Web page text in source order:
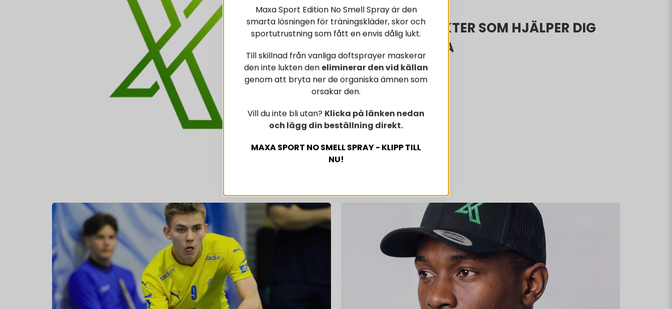
SPORTPRODUKTER SOM HJÄLPER DIG
ATT MAXIMERA
Maxa Sport Edition No Smell Spray är den
smarta lösningen för träningskläder, skor och
sportutrustning som fått en envis dålig lukt.
Till skillnad från vanliga doftsprayer maskerar
den inte lukten den eliminerar den vid källan
genom att bryta ner de organiska ämnen som
orsakar den.
Vill du inte bli utan? Klicka på länken nedan
och lägg din beställning direkt.
MAXA SPORT NO SMELL SPRAY - KLIPP TILL
NU!